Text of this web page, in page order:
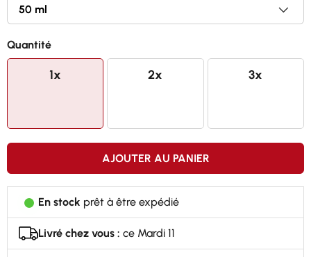
Protège de la chaleur des appareils chauffants
Quantité
1x 2x 3x
AJOUTER AU PANIER
En stock prêt à être expédié
Livré chez vous : ce Mardi 11